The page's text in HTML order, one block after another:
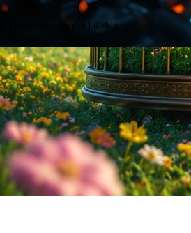
công nghệ Lê Huy